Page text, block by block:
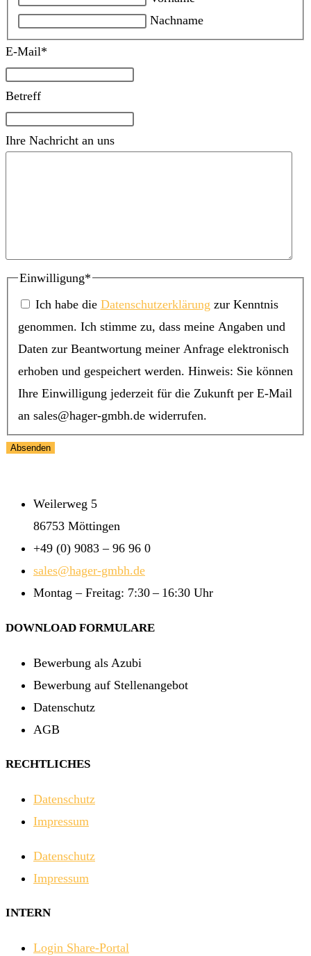
Nachname
E-Mail*
Betreff
Ihre Nachricht an uns
Einwilligung*
Ich habe die Datenschutzerklärung zur Kenntnis
genommen. Ich stimme zu, dass meine Angaben und
Daten zur Beantwortung meiner Anfrage elektronisch
erhoben und gespeichert werden. Hinweis: Sie können
Ihre Einwilligung jederzeit für die Zukunft per E-Mail
an sales@hager-gmbh.de widerrufen.
Weilerweg 5
86753 Möttingen
+49 (0) 9083 – 96 96 0
sales@hager-gmbh.de
Montag – Freitag: 7:30 – 16:30 Uhr
DOWNLOAD FORMULARE
Bewerbung als Azubi
Bewerbung auf Stellenangebot
Datenschutz
AGB
RECHTLICHES
Datenschutz
Impressum
Datenschutz
Impressum
INTERN
Login Share-Portal